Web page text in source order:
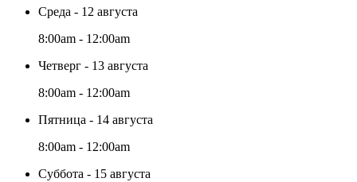
Среда - 12 августа
8:00am - 12:00am
Четверг - 13 августа
8:00am - 12:00am
Пятница - 14 августа
8:00am - 12:00am
Суббота - 15 августа